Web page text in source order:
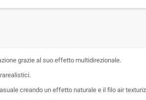
grazie al suo effetto multidirezionale.
creando un effetto naturale e il filo air